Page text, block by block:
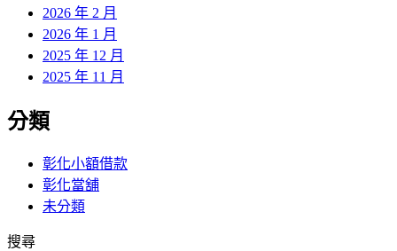
2026 年 2 月
2026 年 1 月
2025 年 12 月
2025 年 11 月
分類
彰化小額借款
彰化當舖
未分類
搜尋